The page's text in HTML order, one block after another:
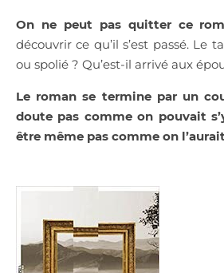
On ne peut pas quitter ce
découvrir ce qu’il s’est passé. Le
ou spolié ? Qu’est-il arrivé aux
Le roman se termine par un
doute pas comme on pouvait
être même pas comme on